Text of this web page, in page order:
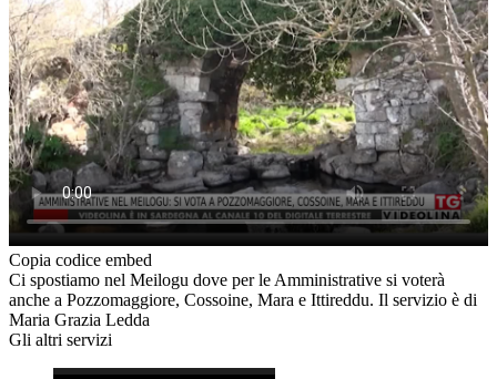
Copia codice embed
Ci spostiamo nel Meilogu dove per le Amministrative si voterà
anche a Pozzomaggiore, Cossoine, Mara e Ittireddu. Il servizio è di
Maria Grazia Ledda
Gli altri servizi